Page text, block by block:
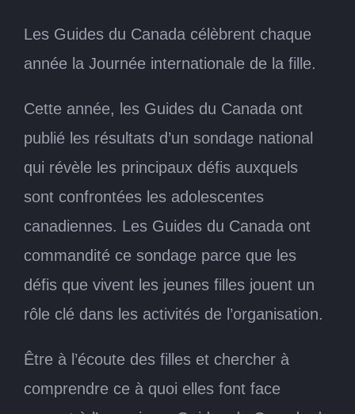
Les Guides du Canada célèbrent chaque
année la Journée internationale de la fille.
Cette année, les Guides du Canada ont
publié les résultats d’un sondage national
qui révèle les principaux défis auxquels
sont confrontées les adolescentes
canadiennes. Les Guides du Canada ont
commandité ce sondage parce que les
défis que vivent les jeunes filles jouent un
rôle clé dans les activités de l’organisation.
Être à l’écoute des filles et chercher à
comprendre ce à quoi elles font face